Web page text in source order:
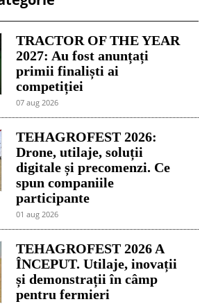
TRACTOR OF THE YEAR
2027: Au fost anunțați
primii finaliști ai
competiției
07 aug 2026
TEHAGROFEST 2026:
Drone, utilaje, soluții
digitale și precomenzi. Ce
spun companiile
participante
01 aug 2026
TEHAGROFEST 2026 A
ÎNCEPUT. Utilaje, inovații
și demonstrații în câmp
pentru fermieri